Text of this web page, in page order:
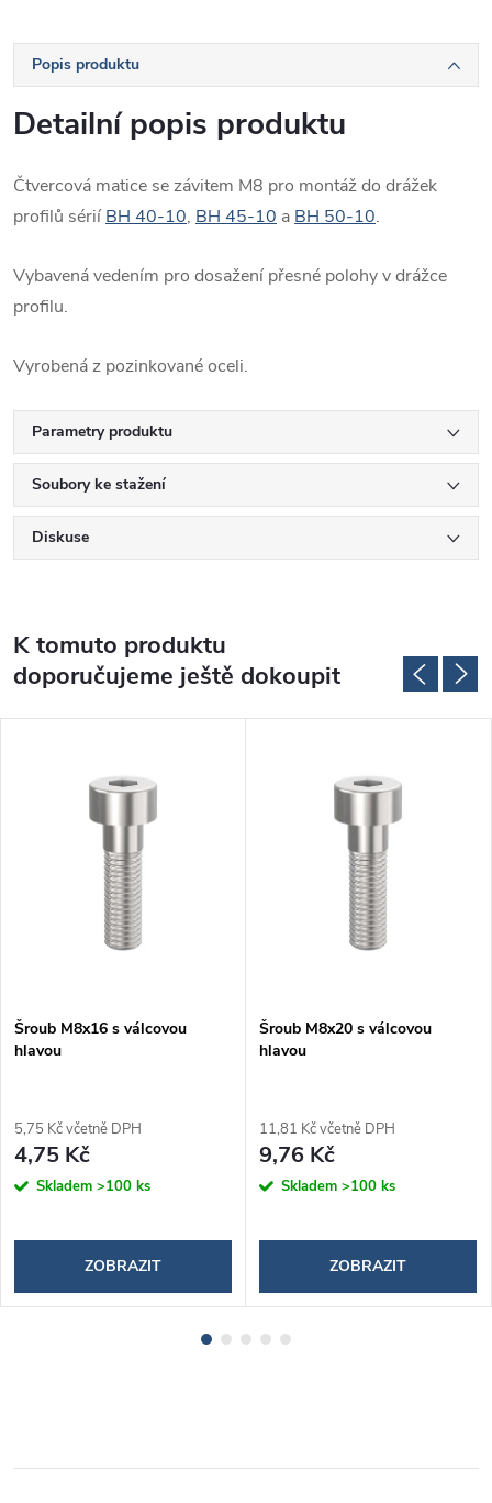
Popis produktu
Detailní popis produktu
Čtvercová matice se závitem M8 pro montáž do drážek
profilů sériíBH 40-10, BH 45-10 aBH 50-10.
Vybavená vedením pro dosažení přesné polohy v drážce
profilu.
Vyrobená z pozinkované oceli.
Parametry produktu
Soubory ke stažení
Diskuse
K tomuto produktu
doporučujeme ještě dokoupit
Šroub M8x16 s válcovou
hlavou
5,75 Kč včetně DPH
4,75 Kč
Skladem >100 ks
ZOBRAZIT
Šroub M8x20 s válcovou
hlavou
11,81 Kč včetně DPH
9,76 Kč
Skladem >100 ks
ZOBRAZIT